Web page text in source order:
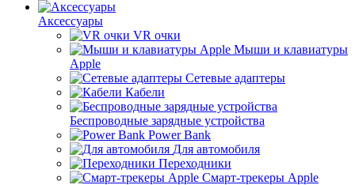
Аксессуары
VR очки
Мыши и клавиатуры
Apple
Сетевые адаптеры
Кабели
Беспроводные зарядные устройства
Power Bank
Для автомобиля
Переходники
Смарт-трекеры Apple